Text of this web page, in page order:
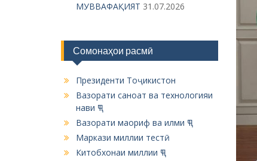
МУВВАФАҚИЯТ 31.07.2026
Сомонаҳои расмӣ
Президенти Тоҷикистон
Вазорати саноат ва технологияи
нави ҶТ
Вазорати маориф ва илми ҶТ
Маркази миллии тестӣ
Китобхонаи миллии ҶТ